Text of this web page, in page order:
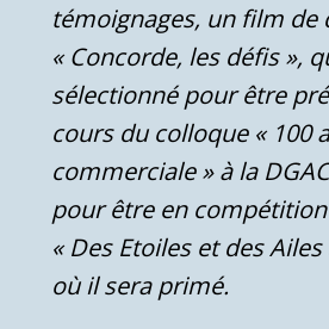
témoignages, un film de
« Concorde, les défis »,
sélectionné pour être
cours du colloque « 100
commerciale » à la
pour être en
« Des Etoiles et des
où il sera primé.